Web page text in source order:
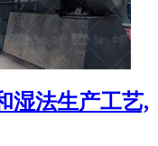
湿法生产工艺,